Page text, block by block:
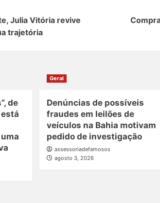
Julia Vitória revive
trajetória
de
Geral
Denúncias de possíveis
fraudes em leilões de
veículos na Bahia motivam
pedido de investigação
assessoriadefamosos
agosto 3, 2026